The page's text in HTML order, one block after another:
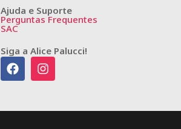
Ajuda e Suporte
Perguntas Frequentes
SAC
Siga a Alice Palucci!